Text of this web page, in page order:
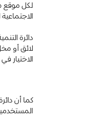
لكل موقع
دائرة
لائق أو
الاختيار
كما أن